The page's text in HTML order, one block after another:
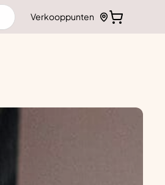
Verkooppunten